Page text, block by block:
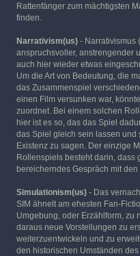
Rattenfänger zum mächtigsten
finden.
Narrativism(us)- Narrativismus
anspruchsvoller, anstrengender
auch hier wieder etwas
Um die Art von Bedeutung, die
das Zusammenspiel
einen Film versunken war,
zuordnet. Bei einem solchen
hier ist es so, das das Spiel
das Spiel gleich sein lassen und
Existenz zu sagen. Der einzige
Rollenspiels besteht darin, dass
bereicherndes Gespräch mit
Simulationism(us)- Das
SIM ähnelt am ehesten Fan-
Umgebung, oder Erzählform, zu
daraus neue Vorstellungen zu
weiterzuentwickeln und zu
den historischen Umständen